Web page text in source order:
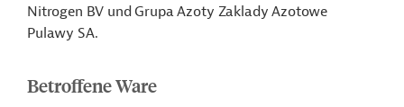
Nitrogen BV und Grupa Azoty Zaklady Azotowe
Pulawy SA.
Betroffene Ware